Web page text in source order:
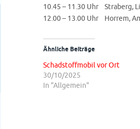
10.45 – 11.30 Uhr Straberg,
12.00 – 13.00 Uhr Horrem,
Ähnliche Beiträge
Schadstoffmobil vor Ort
30/10/2025
In "Allgemein"